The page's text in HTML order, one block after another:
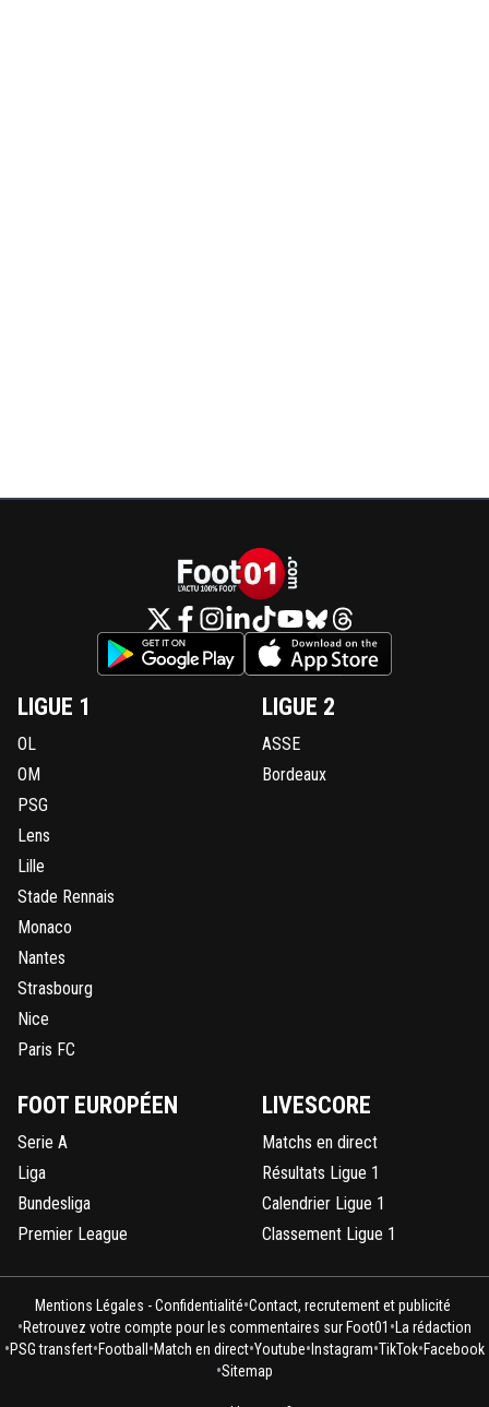
LIGUE 1
OL
OM
PSG
Lens
Lille
Stade Rennais
Monaco
Nantes
Strasbourg
Nice
Paris FC
LIGUE 2
ASSE
Bordeaux
FOOT EUROPÉEN
Serie A
Liga
Bundesliga
Premier League
LIVESCORE
Matchs en direct
Résultats Ligue 1
Calendrier Ligue 1
Classement Ligue 1
Mentions Légales - Confidentialité•Contact, recrutement et publicité
•Retrouvez votre compte pour les commentaires sur Foot01 • La rédaction
•PSG transfert•Football •Match en direct•Youtube• Instagram•TikTok•Facebook
•Sitemap